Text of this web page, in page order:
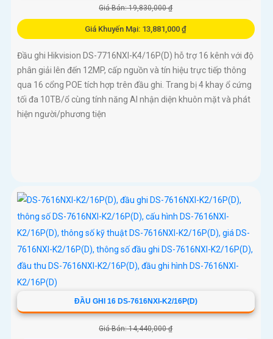
Giá Bán: 19,830,000 ₫
Giá Khuyến Mại: 13,881,000 ₫
Đầu ghi Hikvision DS-7716NXI-K4/16P(D) hỗ trợ 16 kênh với độ
phân giải lên đến 12MP, cấp nguồn và tín hiệu trực tiếp thông
qua 16 cổng POE tích hợp trên đầu ghi. Trang bị 4 khay ổ cứng
tối đa 10TB/ổ cùng tính năng AI nhận diện khuôn mặt và phát
hiện người/phương tiện
ĐẦU GHI 16 DS-7616NXI-K2/16P(D)
Giá Bán: 14,440,000 ₫